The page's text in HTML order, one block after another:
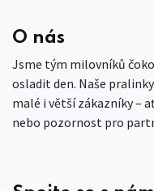
O nás
Jsme tým milovníků
osladit den. Naše
malé i větší zákazníky –
nebo pozornost pro